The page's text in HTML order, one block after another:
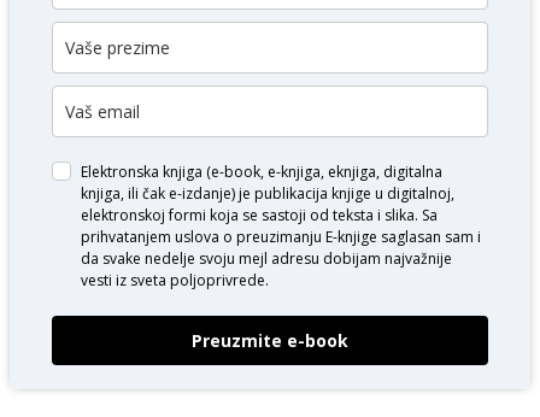
Elektronska knjiga (e-book, e-knjiga, eknjiga, digitalna
knjiga, ili čak e-izdanje) je publikacija knjige u digitalnoj,
elektronskoj formi koja se sastoji od teksta i slika. Sa
prihvatanjem uslova o preuzimanju E-knjige saglasan sam i
da svake nedelje svoju mejl adresu dobijam najvažnije
vesti iz sveta poljoprivrede.
Preuzmite e-book